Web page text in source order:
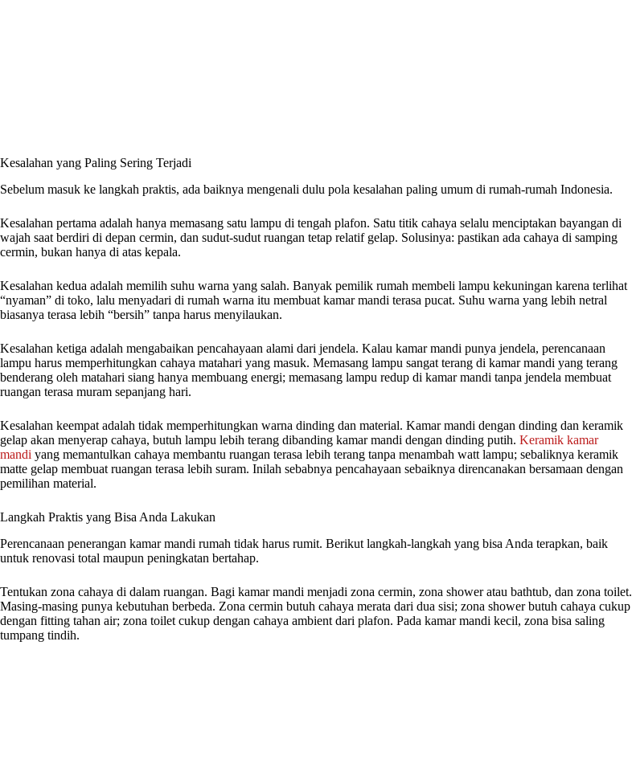
Kesalahan yang Paling Sering Terjadi
Sebelum masuk ke langkah praktis, ada baiknya mengenali dulu pola kesalahan paling umum di rumah-rumah Indonesia.
Kesalahan pertama adalah hanya memasang satu lampu di tengah plafon. Satu titik cahaya selalu menciptakan bayangan di
wajah saat berdiri di depan cermin, dan sudut-sudut ruangan tetap relatif gelap. Solusinya: pastikan ada cahaya di samping
cermin, bukan hanya di atas kepala.
Kesalahan kedua adalah memilih suhu warna yang salah. Banyak pemilik rumah membeli lampu kekuningan karena terlihat
“nyaman” di toko, lalu menyadari di rumah warna itu membuat kamar mandi terasa pucat. Suhu warna yang lebih netral
biasanya terasa lebih “bersih” tanpa harus menyilaukan.
Kesalahan ketiga adalah mengabaikan pencahayaan alami dari jendela. Kalau kamar mandi punya jendela, perencanaan
lampu harus memperhitungkan cahaya matahari yang masuk. Memasang lampu sangat terang di kamar mandi yang terang
benderang oleh matahari siang hanya membuang energi; memasang lampu redup di kamar mandi tanpa jendela membuat
ruangan terasa muram sepanjang hari.
Kesalahan keempat adalah tidak memperhitungkan warna dinding dan material. Kamar mandi dengan dinding dan keramik
gelap akan menyerap cahaya, butuh lampu lebih terang dibanding kamar mandi dengan dinding putih. Keramik kamar
mandi yang memantulkan cahaya membantu ruangan terasa lebih terang tanpa menambah watt lampu; sebaliknya keramik
matte gelap membuat ruangan terasa lebih suram. Inilah sebabnya pencahayaan sebaiknya direncanakan bersamaan dengan
pemilihan material.
Langkah Praktis yang Bisa Anda Lakukan
Perencanaan penerangan kamar mandi rumah tidak harus rumit. Berikut langkah-langkah yang bisa Anda terapkan, baik
untuk renovasi total maupun peningkatan bertahap.
Tentukan zona cahaya di dalam ruangan. Bagi kamar mandi menjadi zona cermin, zona shower atau bathtub, dan zona toilet.
Masing-masing punya kebutuhan berbeda. Zona cermin butuh cahaya merata dari dua sisi; zona shower butuh cahaya cukup
dengan fitting tahan air; zona toilet cukup dengan cahaya ambient dari plafon. Pada kamar mandi kecil, zona bisa saling
tumpang tindih.